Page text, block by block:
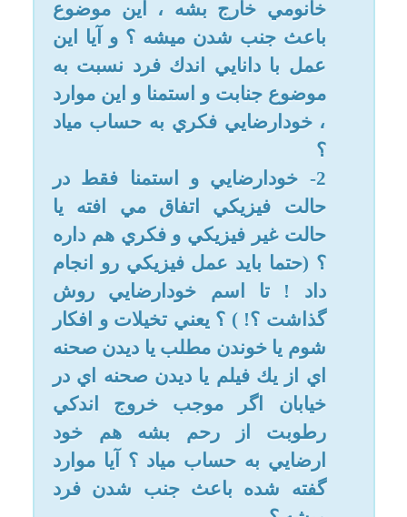
موضوع خروج مايع با جهش هستش
؟ چون گاهي ماده آهسته تر روال
خروج ار رحم رو طي مي كنه و اون
فشار خيلي كم اوليه رو نداره ...
5 - آيا مقدار ماده ي خارج شده هم
مي تونه مبين اين موضوع باشه كه
اون مايع مني بوده ؟ چون به طور
از لباس زير مرطوب و خيس ميشه
...
7 - من كه از موضوع آگاهي نداشتم
و نمي دونم كه آيا پاك بودم هنگام
اداء نماز ها و روزهام تا حالا، بايد از
همان 9 سالگي شرعي تا كنون تمام
نماز و روزه هام رو قضاش رو به جا
بيارم ؟
8 - كدام يك از مراجع هستند كه
احكام و موضوعات رو به قولي
صاف و پوست كنده تر و صريح و
واضح بيان كردن ؟ من اصلا نمي
دونم بايد در اين زمينه چه كار كنم ،
از بعد از فوت آيت ا... بهجت مدام
سر در گم بودم و با توجه به سخت
گيري ايشون مي خوام مرجعم رو
عوض كنم ، چون واقعا قادر به انجام
موضوعات بنا به دستور ايشون و با